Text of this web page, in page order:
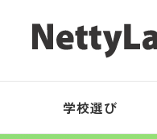
学校選び